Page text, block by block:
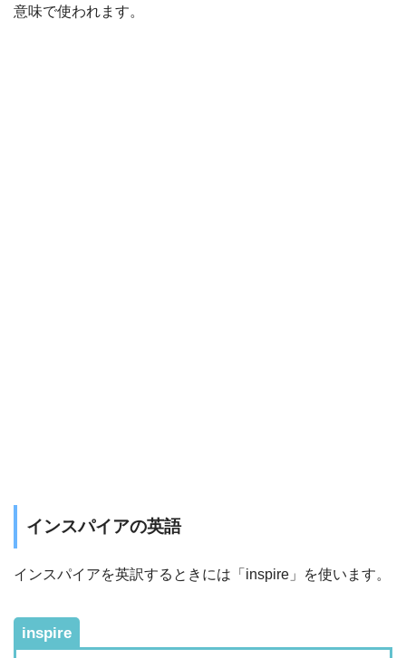
意味で使われます。
インスパイアの英語
インスパイアを英訳するときには「inspire」を使います。
inspire